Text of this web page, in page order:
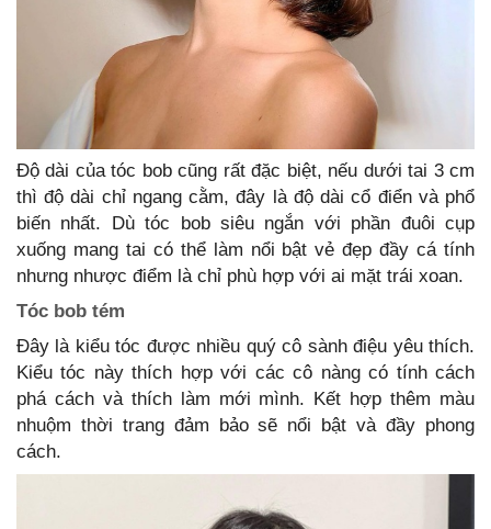
Độ dài của tóc bob cũng rất đặc biệt, nếu dưới tai 3 cm
thì độ dài chỉ ngang cằm, đây là độ dài cổ điển và phổ
biến nhất. Dù tóc bob siêu ngắn với phần đuôi cụp
xuống mang tai có thể làm nổi bật vẻ đẹp đầy cá tính
nhưng nhược điểm là chỉ phù hợp với ai mặt trái xoan.
Tóc bob tém
Đây là kiểu tóc được nhiều quý cô sành điệu yêu thích.
Kiểu tóc này thích hợp với các cô nàng có tính cách
phá cách và thích làm mới mình. Kết hợp thêm màu
nhuộm thời trang đảm bảo sẽ nổi bật và đầy phong
cách.